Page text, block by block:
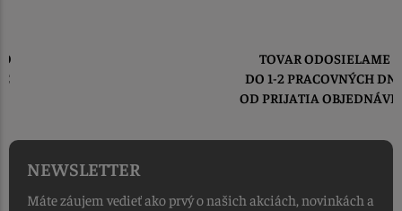
TOVAR ODOSIELAME
DO 1-2 PRACOVNÝCH DNÍ
OD PRIJATIA OBJEDNÁVKY
NEWSLETTER
Máte záujem vedieť ako prvý o našich akciách, novinkách a